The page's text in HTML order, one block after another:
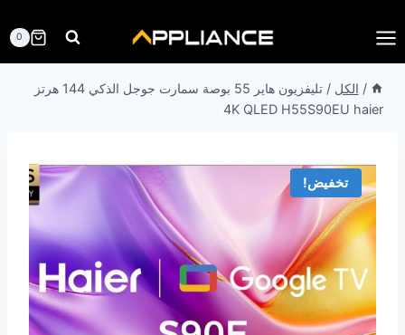
إلى
المحتوى
0
/ الكل /
تليفزيون هاير 55 بوصة سمارت جوجل الذكي 144 هرتز
4K QLED H55S90EU haier
تخفيض!